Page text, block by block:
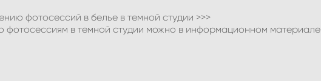
фотосессий в белье в темной студии >>>
в темной студии можно в информационном материале